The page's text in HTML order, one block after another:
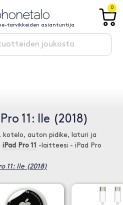
tarvikkeiden asiantuntija
0
11: lle (2018)
kotelo, auton pidike, laturi ja
iPad Pro 11 -laitteesi - iPad Pro
11: lle (2018)